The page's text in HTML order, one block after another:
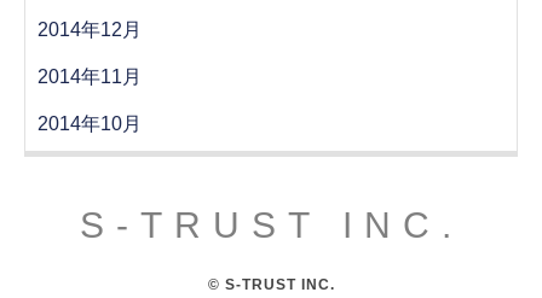
2014年12月
2014年11月
2014年10月
S-TRUST INC.
© S-TRUST INC.